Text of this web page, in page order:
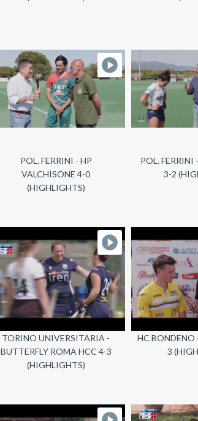
POL. FERRINI - HP
VALCHISONE 4-0
(HIGHLIGHTS)
POL. FERRINI
3-2
TORINO UNIVERSITARIA -
BUTTERFLY ROMA HCC 4-3
(HIGHLIGHTS)
HC BONDENO
3